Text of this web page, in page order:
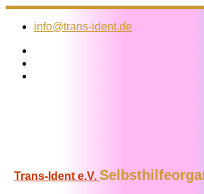
Zum
Inhalt
info@trans-ident.de
Trans-Ident e.V.